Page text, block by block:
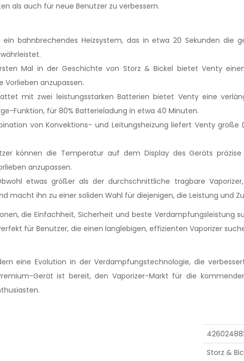
als auch für neue Benutzer zu verbessern.
bahnbrechendes Heizsystem, das in etwa 20 Sekunden die
Mal in der Geschichte von Storz & Bickel bietet Venty
anzupassen.
mit zwei leistungsstarken Batterien bietet Venty eine
Funktion, für 80% Batterieladung in etwa 40 Minuten.
von Konvektions- und Leitungsheizung liefert Venty große
können die Temperatur auf dem Display des Geräts
anzupassen.
etwas größer als der durchschnittliche tragbare
macht ihn zu einer soliden Wahl für diejenigen, die Leistung und
die Einfachheit, Sicherheit und beste Verdampfungsleistung
für Benutzer, die einen langlebigen, effizienten Vaporizer
eine Evolution in der Verdampfungstechnologie, die
Gerät ist bereit, den Vaporizer-Markt für die
Storz &